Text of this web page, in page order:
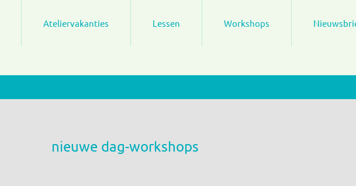
Ateliervakanties Lessen Workshops
nieuwe dag-workshops